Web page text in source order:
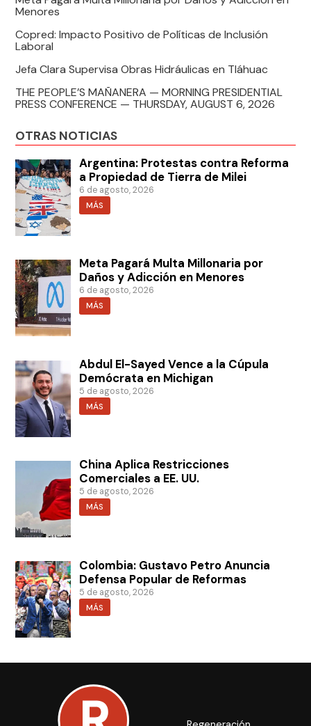
Menores
Copred: Impacto Positivo de Políticas de Inclusión
Laboral
Jefa Clara Supervisa Obras Hidráulicas en Tláhuac
THE PEOPLE’S MAÑANERA — MORNING PRESIDENTIAL
PRESS CONFERENCE — THURSDAY, AUGUST 6, 2026
OTRAS NOTICIAS
Argentina: Protestas contra Reforma
a Propiedad de Tierra de Milei
6 de agosto, 2026
MÁS
Meta Pagará Multa Millonaria por
Daños y Adicción en Menores
6 de agosto, 2026
MÁS
Abdul El-Sayed Vence a la Cúpula
Demócrata en Michigan
5 de agosto, 2026
MÁS
China Aplica Restricciones
Comerciales a EE. UU.
5 de agosto, 2026
MÁS
Colombia: Gustavo Petro Anuncia
Defensa Popular de Reformas
5 de agosto, 2026
MÁS